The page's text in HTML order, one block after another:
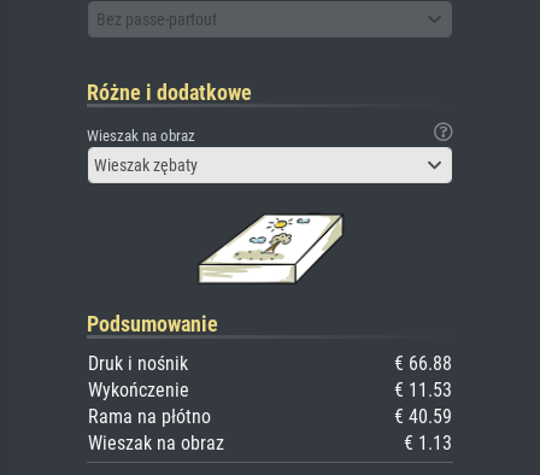
Bez passe-partout
Różne i dodatkowe
Wieszak na obraz
Wieszak zębaty
Podsumowanie
Druk i nośnik
€ 66.88
Wykończenie
€ 11.53
Rama na płótno
€ 40.59
Wieszak na obraz
€ 1.13